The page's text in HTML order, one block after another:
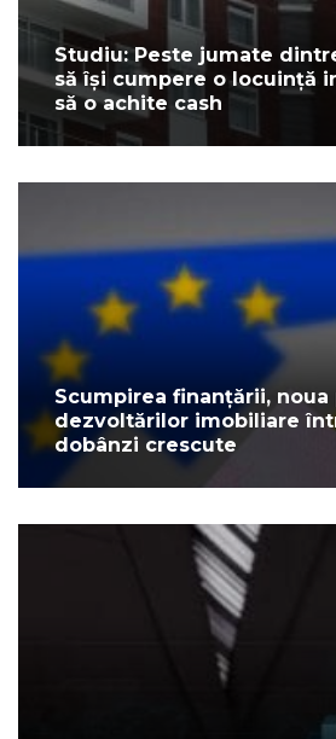
Studiu: Peste jumate
să își cumpere o locuință
să o achite cash
Scumpirea finanțării, noua
dezvoltărilor imobiliare
dobânzi crescute